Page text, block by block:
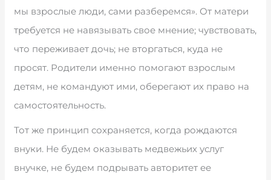
мы взрослые люди, сами разберемся». От матери
требуется не навязывать свое мнение; чувствовать,
что переживает дочь; не вторгаться, куда не
просят. Родители именно помогают взрослым
детям, не командуют ими, оберегают их право на
самостоятельность.
Тот же принцип сохраняется, когда рождаются
внуки. Не будем оказывать медвежьих услуг
внучке, не будем подрывать авторитет ее